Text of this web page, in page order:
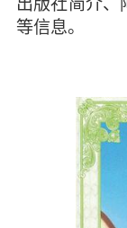
等信息。